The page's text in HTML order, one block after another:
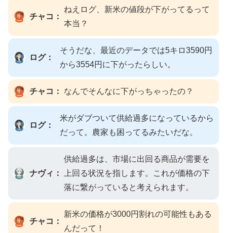
チャコ：
ねえログ、新米の値段が下がってるって
本当？
ログ：
そうだな、最近のデータでは5キロ3590円
から3554円に下がったらしい。
チャコ： なんでそんなに下がっちゃったの？
ログ：
米がダブついて供給過多になっているから
だって。農家も困ってるみたいだな。
ナヴィ：
供給過多は、市場に出回る商品が需要を
上回る状況を指します。これが価格の下
落に繋がっていると考えられます。
チャコ：
新米の価格が3000円割れの可能性もある
んだって！